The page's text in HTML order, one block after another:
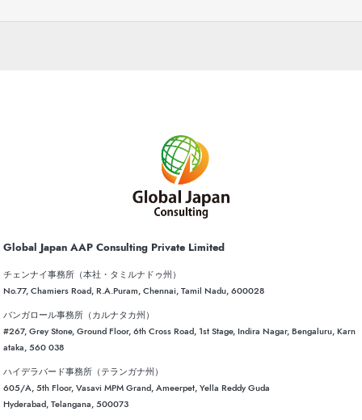
Global Japan AAP Consulting Private Limited
チェンナイ事務所（本社・タミルナドゥ州）
No.77, Chamiers Road, R.A.Puram, Chennai, Tamil Nadu, 600028
バンガロール事務所（カルナタカ州）
#267, Grey Stone, Ground Floor, 6th Cross Road, 1st Stage, Indira Nagar, Bengaluru, Karn
ataka, 560 038
ハイデラバード事務所（テランガナ州）
605/A, 5th Floor, Vasavi MPM Grand, Ameerpet, Yella Reddy Guda
Hyderabad, Telangana, 500073